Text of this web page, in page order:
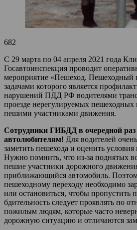
682
С 29 марта по 04 апреля 2021 года
Госавтоинспекция проводит
мероприятие «Пешеход. Пешеходный
задачами которого является
нарушений ПДД РФ водителями
проезде нерегулируемых
пешими участниками движения.
Сотрудники ГИБДД в очередной
автолюбителям! Для водителей
заметить пешехода и оценить
Нужно помнить, что из-за поднятых
пешие участники дорожного
приближающийся автомобиль.
пешеходному переходу необходимо
или остановиться, чтобы пропустить
бдительность следует проявлять по
пожилым людям, которые часто
дорожную ситуацию и отличаются